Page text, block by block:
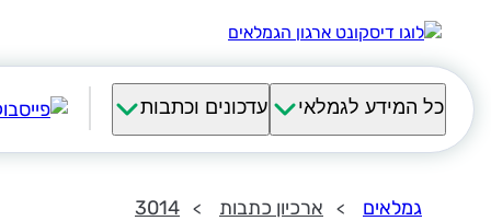
כל המידע לגמלאי עדכונים וכתבות
גמלאים ארכיון כתבות 3014